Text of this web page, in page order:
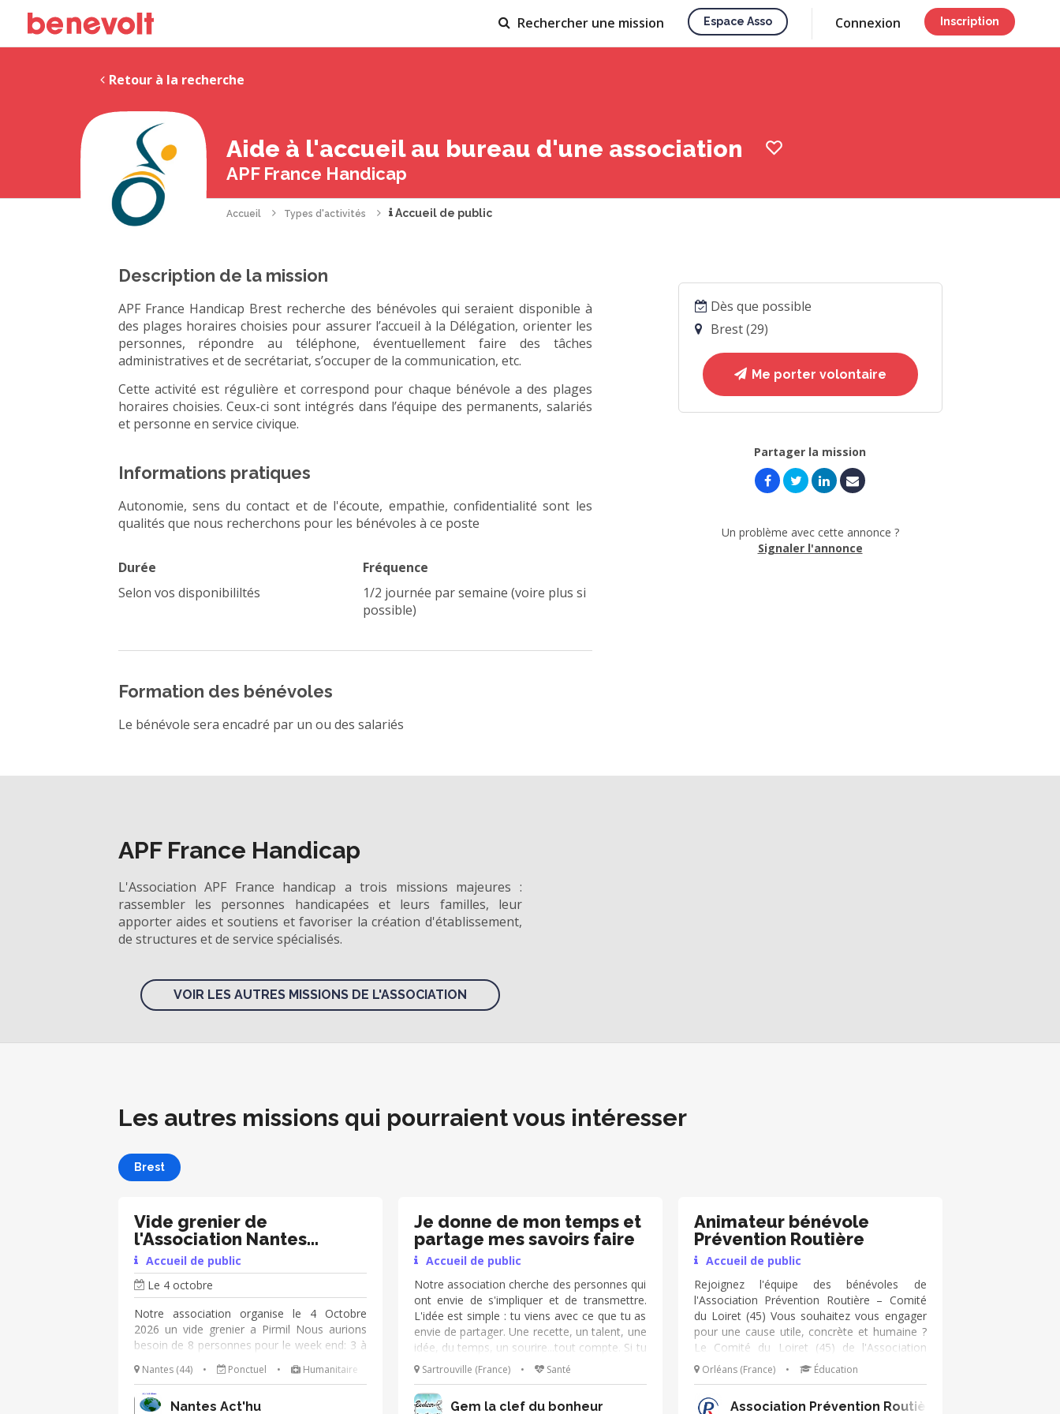
Rechercher une mission Espace Asso Connexion Inscription
Retour à la recherche
Aide à l'accueil au bureau d'une association
APF France Handicap
Accueil Types d'activités Accueil de public
Description de la mission
APF France Handicap Brest recherche des bénévoles qui seraient disponible à
des plages horaires choisies pour assurer l’accueil à la Délégation, orienter les
personnes, répondre au téléphone, éventuellement faire des tâches
administratives et de secrétariat, s’occuper de la communication, etc.
Cette activité est régulière et correspond pour chaque bénévole a des plages
horaires choisies. Ceux-ci sont intégrés dans l’équipe des permanents, salariés
et personne en service civique.
Informations pratiques
Autonomie, sens du contact et de l'écoute, empathie, confidentialité sont les
qualités que nous recherchons pour les bénévoles à ce poste
Durée
Selon vos disponibililtés
Fréquence
1/2 journée par semaine (voire plus si
possible)
Formation des bénévoles
Le bénévole sera encadré par un ou des salariés
Dès que possible
Brest (29)
Me porter volontaire
Partager la mission
Un problème avec cette annonce ?
Signaler l'annonce
APF France Handicap
L'Association APF France handicap a trois missions majeures :
rassembler les personnes handicapées et leurs familles, leur
apporter aides et soutiens et favoriser la création d'établissement,
de structures et de service spécialisés.
VOIR LES AUTRES MISSIONS DE L'ASSOCIATION
Les autres missions qui pourraient vous intéresser
Brest
Vide grenier de
l'Association Nantes
Act'Hu
Accueil de public
Le 4 octobre
Notre association organise le 4 Octobre
2026 un vide grenier a Pirmil Nous aurions
besoin de 8 personnes pour le week end: 3 à
4 personnes le samedi 3 Octobre de 16 h a
20h 30 pour faire de la surveillance de
parking afin d’empêcher les gens de se garer
sous le parking de Pirmil (horaires a
Nantes (44) • Ponctuel • Humanitaire
Nantes Act'hu
Je donne de mon temps et
partage mes savoirs faire
Accueil de public
Notre association cherche des personnes qui
ont envie de s'impliquer et de transmettre.
L'idée est simple : tu viens avec ce que tu as
envie de partager. Une recette, un talent, une
idée, du temps, un sourire...tout compte. Si tu
veux rejoindre une structure humaine à
Sartrouville, écris nous !
Sartrouville (France) • Santé
Gem la clef du bonheur
Animateur bénévole
Prévention Routière
Accueil de public
Rejoignez l'équipe des bénévoles de
l'Association Prévention Routière – Comité
du Loiret (45) Vous souhaitez vous engager
pour une cause utile, concrète et humaine ?
Le Comité du Loiret (45) de l'Association
Prévention Routière recherche de nouveaux
bénévoles pour participer à ses actions de
sensibilisation partout dans le département.
Nos missions Nous intervenons auprès de
Orléans (France) • Éducation
Association Prévention Routière Centre-Val de